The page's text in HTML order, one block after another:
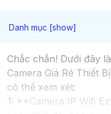
Chắc chắn! Dưới đây
Camera Giá Rẻ Thiết
có thể xem xét:
1: **Camera IP Wifi